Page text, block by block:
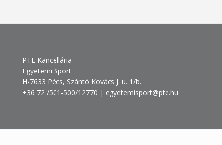
PTE Kancellária
Egyetemi Sport
H-7633 Pécs, Szántó Kovács J. u. 1/b.
+36 72 /501-500/12770 | egyetemisport@pte.hu